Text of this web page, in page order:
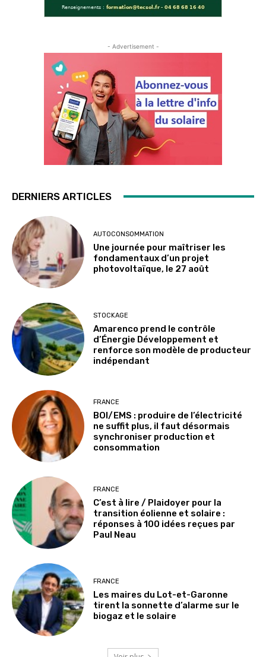
- Advertisement -
DERNIERS ARTICLES
AUTOCONSOMMATION
Une journée pour maîtriser les
fondamentaux d’un projet
photovoltaïque, le 27 août
STOCKAGE
Amarenco prend le contrôle
d’Énergie Développement et
renforce son modèle de producteur
indépendant
FRANCE
BOI/EMS : produire de l’électricité
ne suffit plus, il faut désormais
synchroniser production et
consommation
FRANCE
C’est à lire / Plaidoyer pour la
transition éolienne et solaire :
réponses à 100 idées reçues par
Paul Neau
FRANCE
Les maires du Lot-et-Garonne
tirent la sonnette d’alarme sur le
biogaz et le solaire